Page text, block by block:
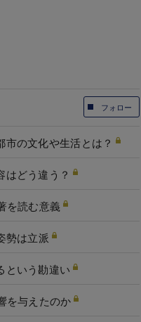
フォロー
の文化や生活とは？
どう違う？
を読む意義
勢は立派
という勘違い
を与えたのか